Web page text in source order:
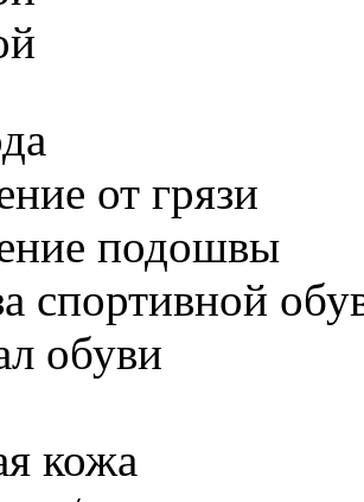
от грязи
подошвы
спортивной
обуви
кожа